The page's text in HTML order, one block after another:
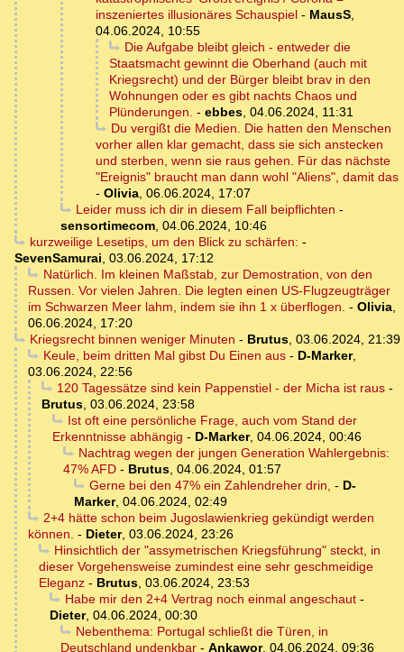
inszeniertes illusionäres Schauspiel - MausS,
04.06.2024, 10:55
Die Aufgabe bleibt gleich - entweder die
Staatsmacht gewinnt die Oberhand (auch mit
Kriegsrecht) und der Bürger bleibt brav in den
Wohnungen oder es gibt nachts Chaos und
Plünderungen. - ebbes, 04.06.2024, 11:31
Du vergißt die Medien. Die hatten den Menschen
vorher allen klar gemacht, dass sie sich anstecken
und sterben, wenn sie raus gehen. Für das nächste
"Ereignis" braucht man dann wohl "Aliens", damit das
- Olivia, 06.06.2024, 17:07
Leider muss ich dir in diesem Fall beipflichten -
sensortimecom, 04.06.2024, 10:46
kurzweilige Lesetips, um den Blick zu schärfen: -
SevenSamurai, 03.06.2024, 17:12
Natürlich. Im kleinen Maßstab, zur Demostration, von den
Russen. Vor vielen Jahren. Die legten einen US-Flugzeugträger
im Schwarzen Meer lahm, indem sie ihn 1 x überflogen. - Olivia,
06.06.2024, 17:20
Kriegsrecht binnen weniger Minuten - Brutus, 03.06.2024, 21:39
Keule, beim dritten Mal gibst Du Einen aus- D-Marker,
03.06.2024, 22:56
120 Tagessätze sind kein Pappenstiel - der Micha ist raus-
Brutus, 03.06.2024, 23:58
Ist oft eine persönliche Frage, auch vom Stand der
Erkenntnisse abhängig - D-Marker, 04.06.2024, 00:46
Nachtrag wegen der jungen Generation Wahlergebnis:
47% AFD - Brutus, 04.06.2024, 01:57
Gerne bei den 47% ein Zahlendreher drin, - D-
Marker, 04.06.2024, 02:49
2+4 hätte schon beim Jugoslawienkrieg gekündigt werden
können. - Dieter, 03.06.2024, 23:26
Hinsichtlich der "assymetrischen Kriegsführung" steckt, in
dieser Vorgehensweise zumindest eine sehr geschmeidige
Eleganz - Brutus, 03.06.2024, 23:53
Habe mir den 2+4 Vertrag noch einmal angeschaut-
Dieter, 04.06.2024, 00:30
Nebenthema: Portugal schließt die Türen, in
Deutschland undenkbar - Ankawor, 04.06.2024, 09:36